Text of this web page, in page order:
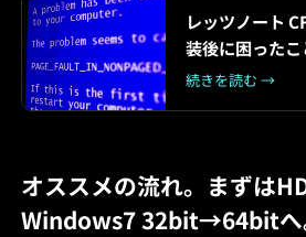
レッツノート
装後に困ったこ
続きを読む →
オススメの流れ。まずは
Windows7 32bit→64bitへ